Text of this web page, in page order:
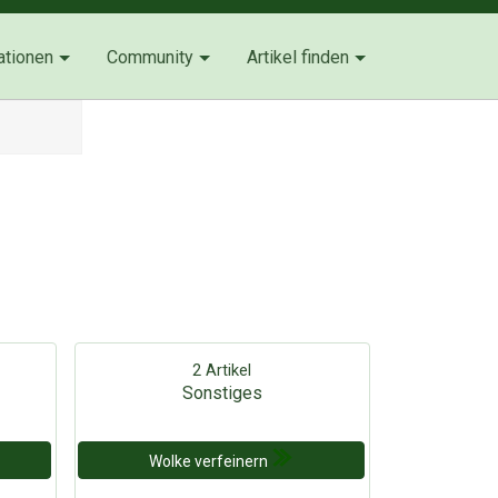
Community Artikel finden
2 Artikel
Sonstiges
Wolke verfeinern